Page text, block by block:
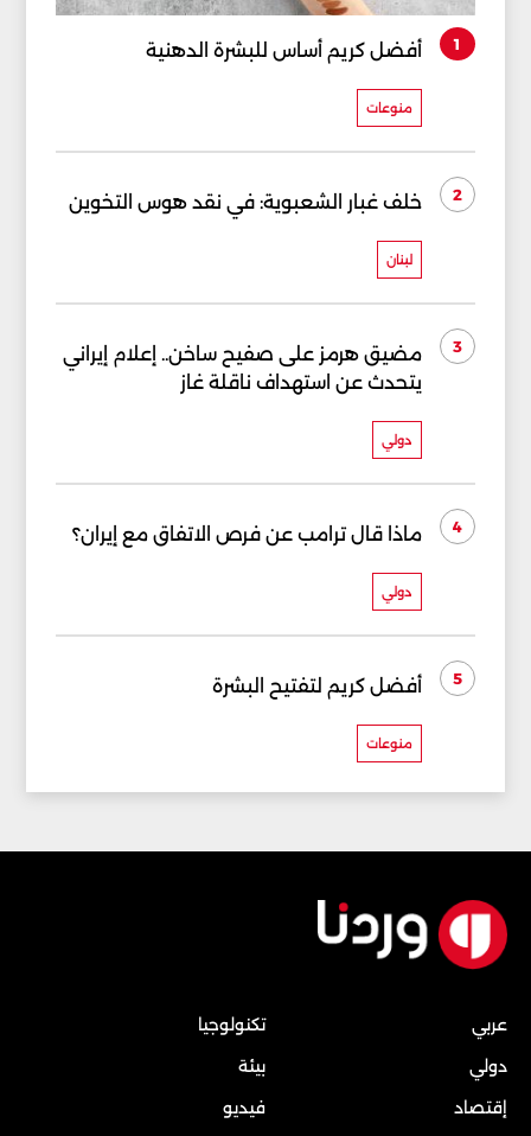
1 أفضل كريم أساس للبشرة الدهنية
منوعات
2 خلف غبار الشعبوية: في نقد هوس التخوين
لبنان
3
مضيق هرمز على صفيح ساخن.. إعلام إيراني
يتحدث عن استهداف ناقلة غاز
دولي
4 ماذا قال ترامب عن فرص الاتفاق مع إيران؟
دولي
5 أفضل كريم لتفتيح البشرة
منوعات
عربي
دولي
إقتصاد
تكنولوجيا
بيئة
فيديو